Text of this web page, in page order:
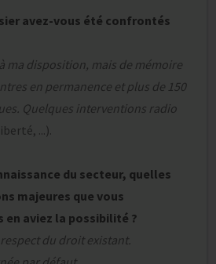
avez-vous été confrontés
ma disposition, mais de mémoire
en permanence et plus de 150
Quelques interventions radio
...).
du secteur, quelles
majeures que vous
en aviez la possibilité ?
du droit existant.